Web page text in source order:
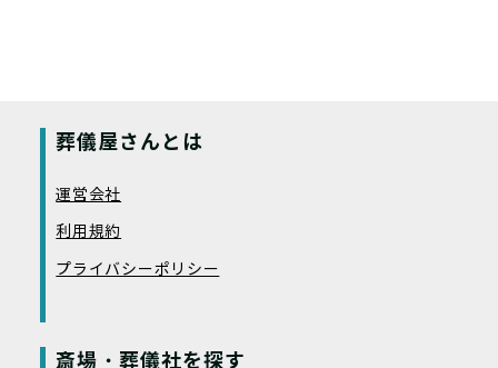
葬儀屋さんとは
運営会社
利用規約
プライバシーポリシー
斎場・葬儀社を探す